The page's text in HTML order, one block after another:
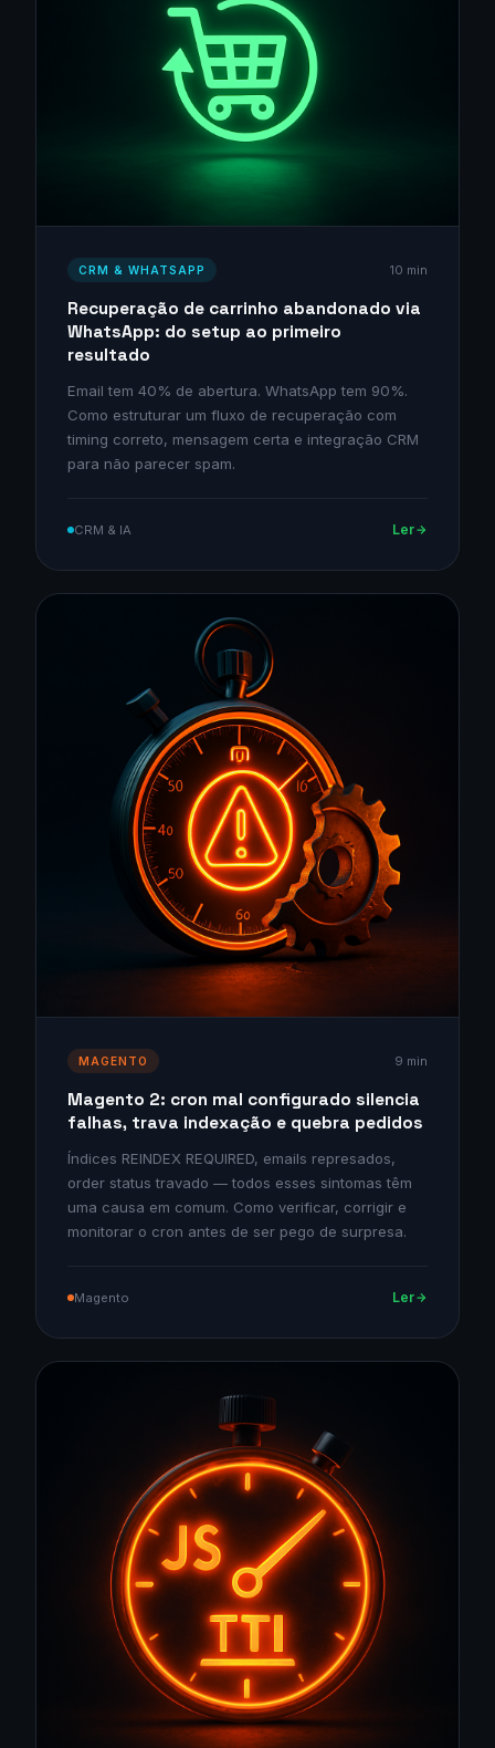
CRM & WHATSAPP 10 min
Recuperação de carrinho abandonado via
WhatsApp: do setup ao primeiro
resultado
Email tem 40% de abertura. WhatsApp tem 90%.
Como estruturar um fluxo de recuperação com
timing correto, mensagem certa e integração CRM
para não parecer spam.
CRM & IA Ler
MAGENTO 9 min
Magento 2: cron mal configurado silencia
falhas, trava indexação e quebra pedidos
Índices REINDEX REQUIRED, emails represados,
order status travado — todos esses sintomas têm
uma causa em comum. Como verificar, corrigir e
monitorar o cron antes de ser pego de surpresa.
Magento Ler